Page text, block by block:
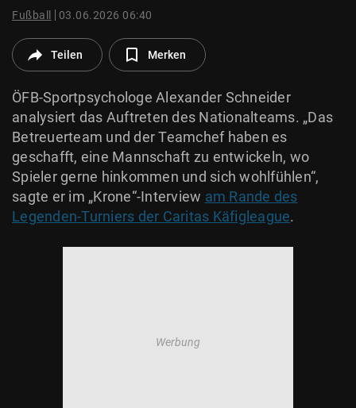
© Krone Multimedia GmbH & Co KG 2026
Fußball 03.06.2026 06:40
Teilen Merken
ÖFB-Sportpsychologe Alexander Schneider
analysiert das Auftreten des Nationalteams. „Das
Betreuerteam und der Teamchef haben es
geschafft, eine Mannschaft zu entwickeln, wo
Spieler gerne hinkommen und sich wohlfühlen“,
sagte er im „Krone“-Interview am Rande des
Legenden-Turniers der Caritas Käfigleague.